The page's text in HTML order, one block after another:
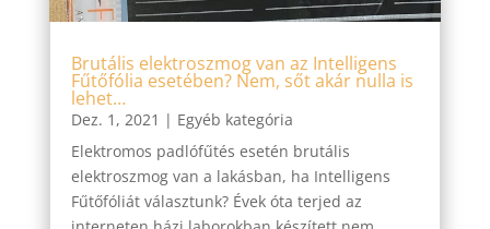
Brutális elektroszmog van az Intelligens
Fűtőfólia esetében? Nem, sőt akár nulla is
lehet…
Dez. 1, 2021 | Egyéb kategória
Elektromos padlófűtés esetén brutális
elektroszmog van a lakásban, ha Intelligens
Fűtőfóliát választunk? Évek óta terjed az